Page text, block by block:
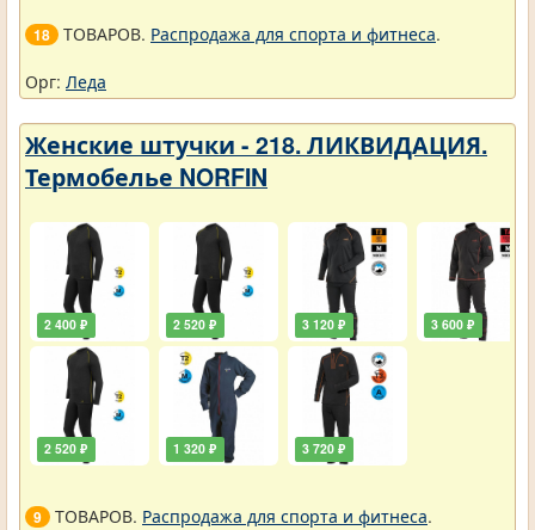
18 ТОВАРОВ. Распродажа для спорта и фитнеса.
Орг: Леда
Женские штучки - 218. ЛИКВИДАЦИЯ.
Термобелье NORFIN
2 400 ₽
2 520 ₽
2 520 ₽
1 320 ₽
3 120 ₽
3 720 ₽
3 600 ₽
9 ТОВАРОВ. Распродажа для спорта и фитнеса.